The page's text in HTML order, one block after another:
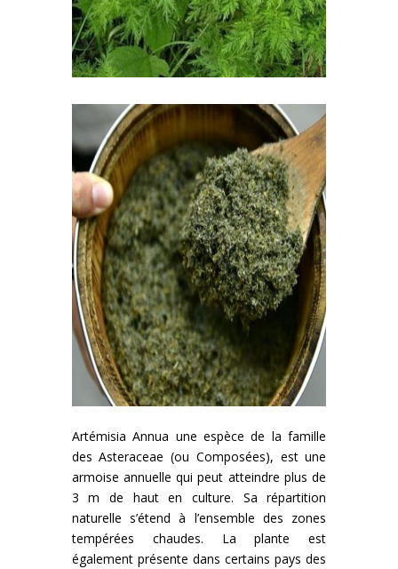
Artémisia Annua une espèce de la famille
des Asteraceae (ou Composées), est une
armoise annuelle qui peut atteindre plus de
3 m de haut en culture. Sa répartition
naturelle s’étend à l’ensemble des zones
tempérées chaudes. La plante est
également présente dans certains pays des